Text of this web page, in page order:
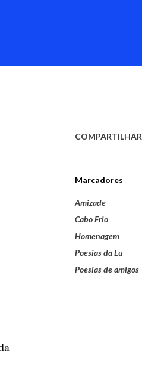
COMPARTILHAR
Marcadores
Amizade
Cabo Frio
Homenagem
Poesias da Lu
Poesias de amigos